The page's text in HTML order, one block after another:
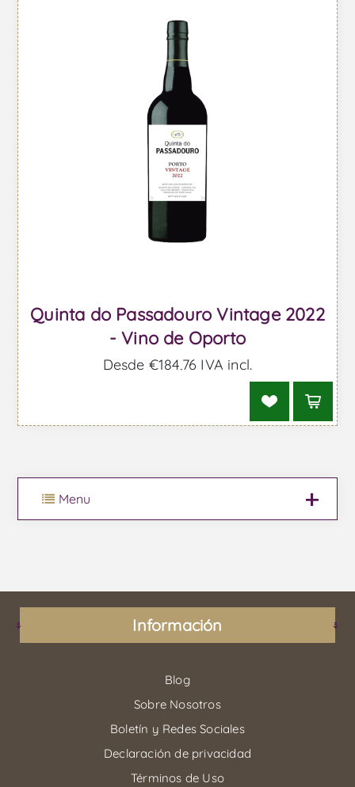
Quinta do Passadouro Vintage 2022
- Vino de Oporto
Desde €184,76 IVA incl.
Menu
Información
Blog
Sobre Nosotros
Boletín y Redes Sociales
Declaración de privacidad
Términos de Uso